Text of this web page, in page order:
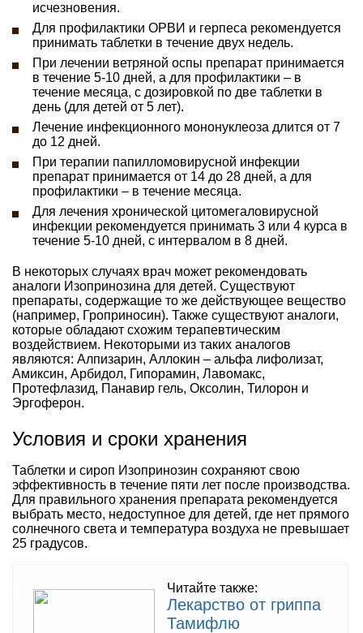
исчезновения.
Для профилактики ОРВИ и герпеса рекомендуется
принимать таблетки в течение двух недель.
При лечении ветряной оспы препарат принимается
в течение 5-10 дней, а для профилактики – в
течение месяца, с дозировкой по две таблетки в
день (для детей от 5 лет).
Лечение инфекционного мононуклеоза длится от 7
до 12 дней.
При терапии папилломовирусной инфекции
препарат принимается от 14 до 28 дней, а для
профилактики – в течение месяца.
Для лечения хронической цитомегаловирусной
инфекции рекомендуется принимать 3 или 4 курса в
течение 5-10 дней, с интервалом в 8 дней.
В некоторых случаях врач может рекомендовать
аналоги Изопринозина для детей. Существуют
препараты, содержащие то же действующее вещество
(например, Гроприносин). Также существуют аналоги,
которые обладают схожим терапевтическим
воздействием. Некоторыми из таких аналогов
являются: Алпизарин, Аллокин – альфа лифолизат,
Амиксин, Арбидол, Гипорамин, Лавомакс,
Протефлазид, Панавир гель, Оксолин, Тилорон и
Эргоферон.
Условия и сроки хранения
Таблетки и сироп Изопринозин сохраняют свою
эффективность в течение пяти лет после производства.
Для правильного хранения препарата рекомендуется
выбрать место, недоступное для детей, где нет прямого
солнечного света и температура воздуха не превышает
25 градусов.
Читайте также:
Лекарство от гриппа
Тамифлю